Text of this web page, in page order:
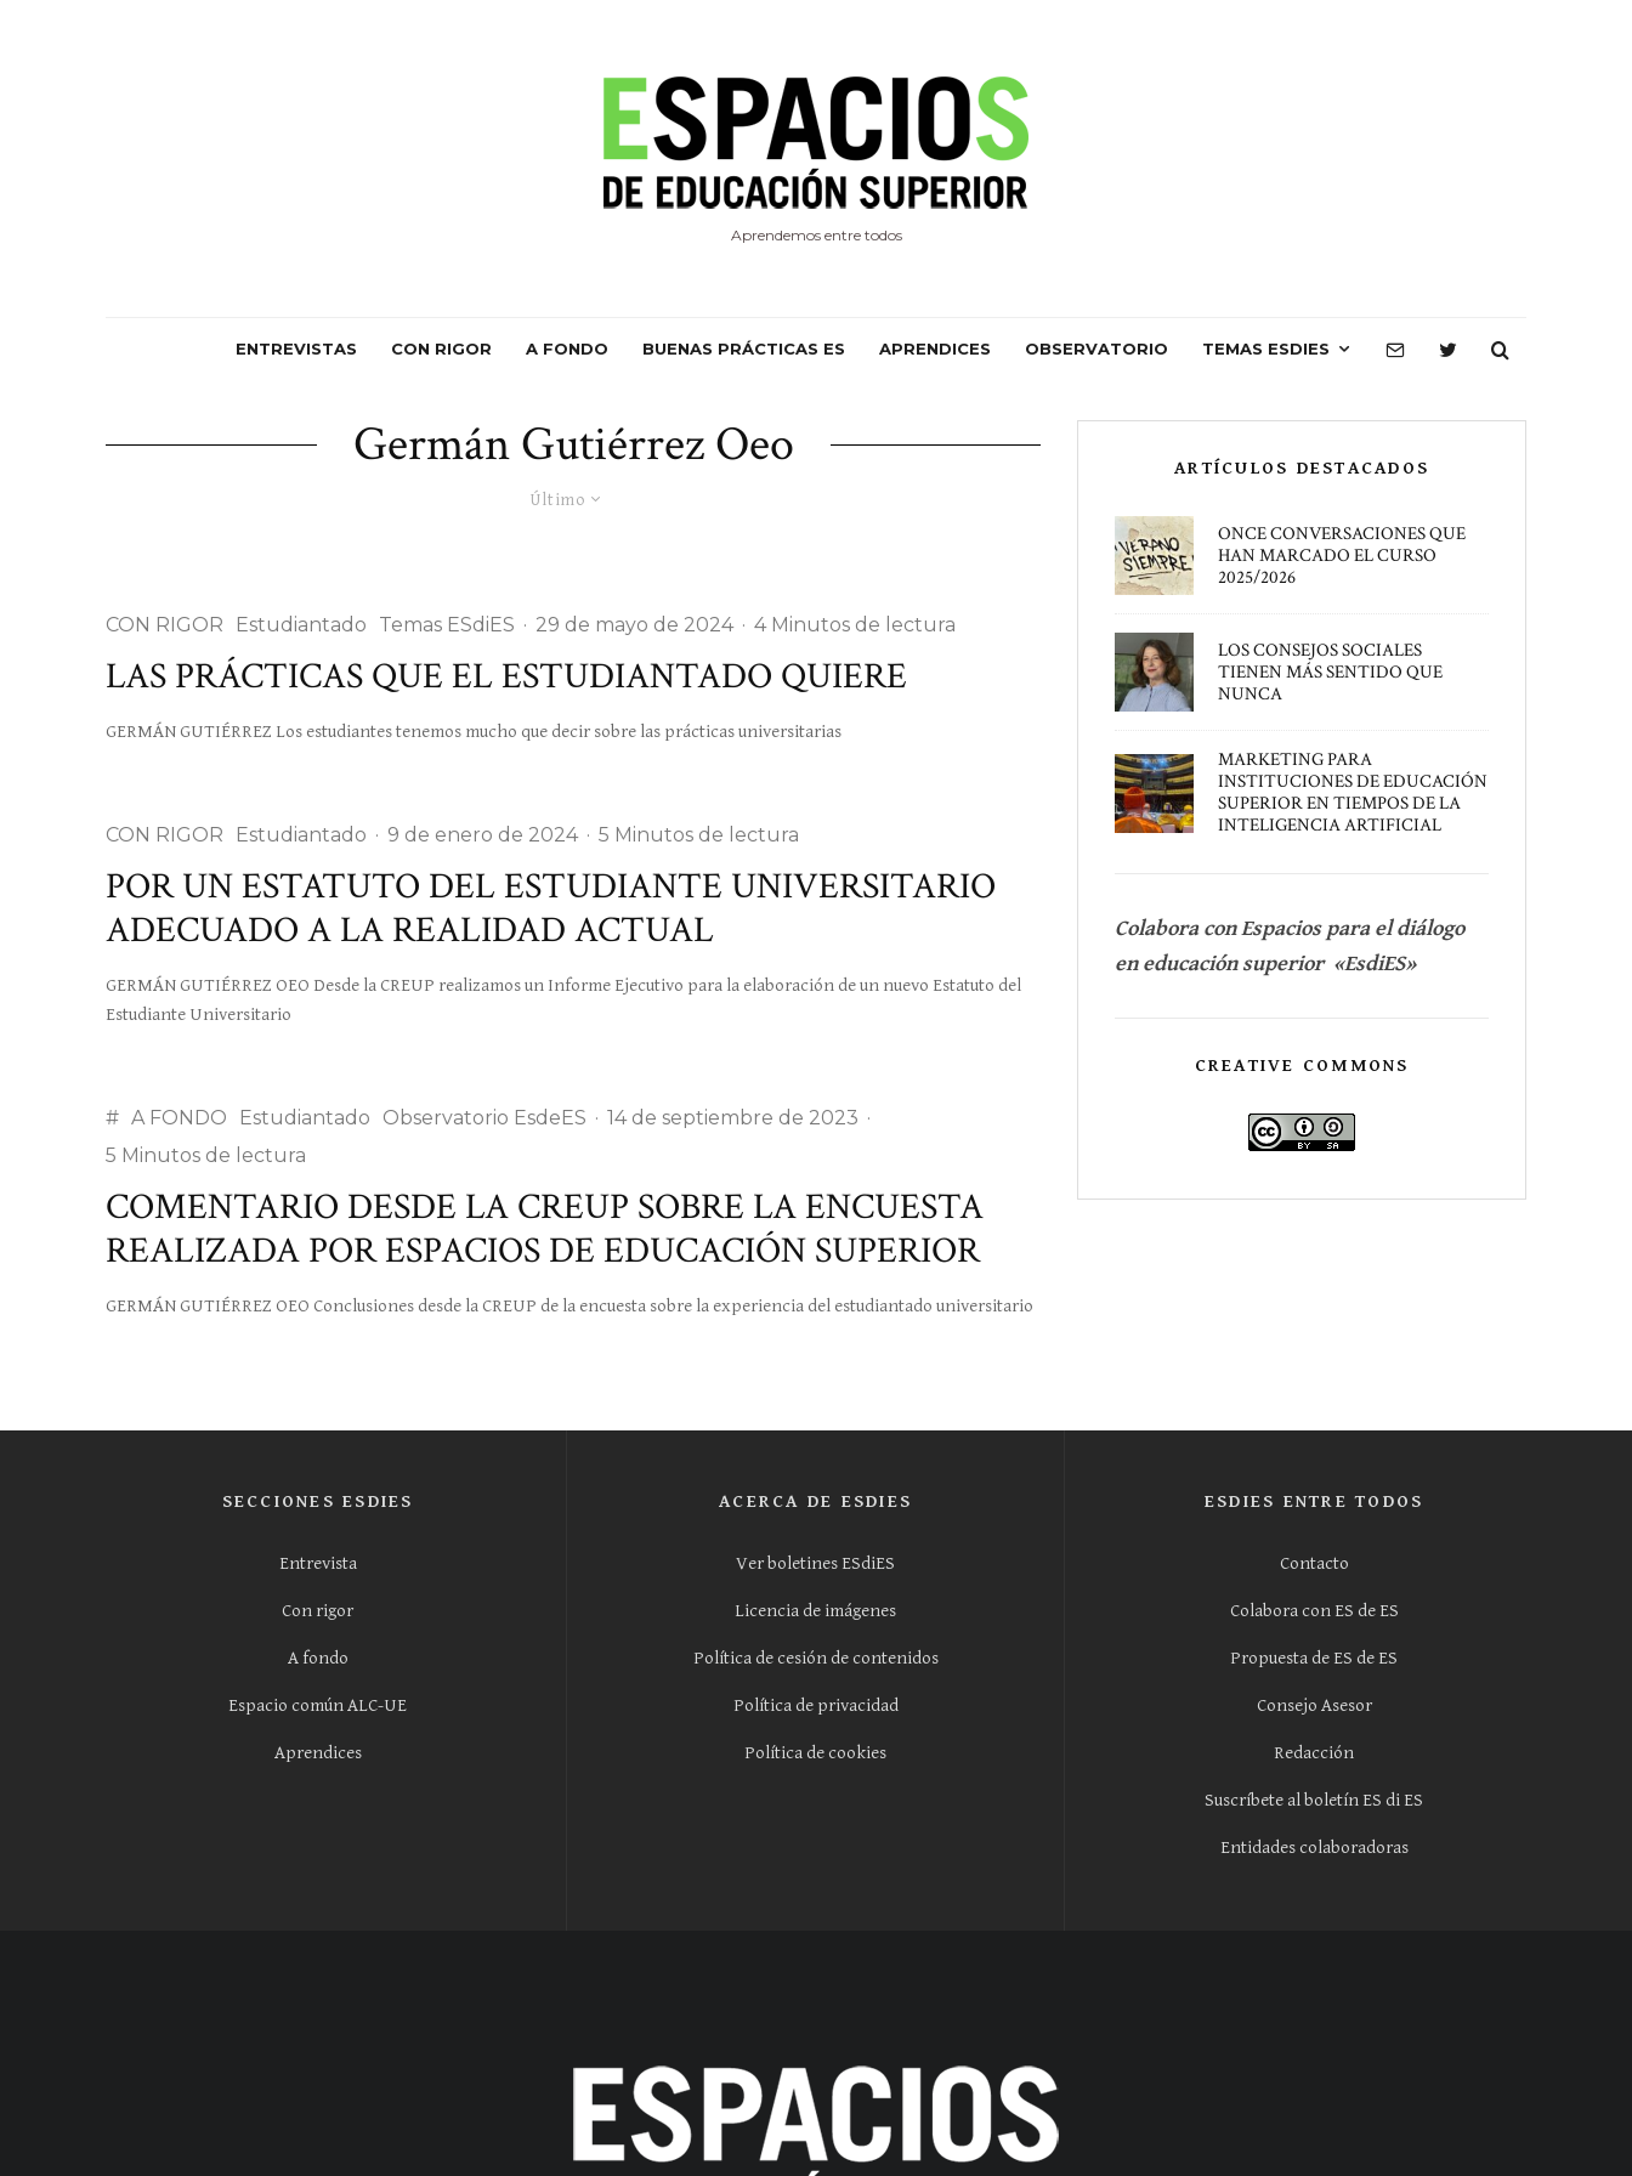
Aprendemos entre todos
ENTREVISTAS CON RIGOR A FONDO BUENAS PRÁCTICAS ES APRENDICES OBSERVATORIO TEMAS ESDIES
Germán Gutiérrez Oeo
Último
CON RIGOR Estudiantado Temas ESdiES · 29 de mayo de 2024 · 4 Minutos de lectura
LAS PRÁCTICAS QUE EL ESTUDIANTADO QUIERE
GERMÁN GUTIÉRREZ Los estudiantes tenemos mucho que decir sobre las prácticas universitarias
CON RIGOR Estudiantado · 9 de enero de 2024 · 5 Minutos de lectura
POR UN ESTATUTO DEL ESTUDIANTE UNIVERSITARIO
ADECUADO A LA REALIDAD ACTUAL
GERMÁN GUTIÉRREZ OEO Desde la CREUP realizamos un Informe Ejecutivo para la elaboración de un nuevo Estatuto del
Estudiante Universitario
# A FONDO Estudiantado Observatorio EsdeES · 14 de septiembre de 2023 ·
5 Minutos de lectura
COMENTARIO DESDE LA CREUP SOBRE LA ENCUESTA
REALIZADA POR ESPACIOS DE EDUCACIÓN SUPERIOR
GERMÁN GUTIÉRREZ OEO Conclusiones desde la CREUP de la encuesta sobre la experiencia del estudiantado universitario
ARTÍCULOS DESTACADOS
ONCE CONVERSACIONES QUE
HAN MARCADO EL CURSO
2025/2026
LOS CONSEJOS SOCIALES
TIENEN MÁS SENTIDO QUE
NUNCA
MARKETING PARA
INSTITUCIONES DE EDUCACIÓN
SUPERIOR EN TIEMPOS DE LA
INTELIGENCIA ARTIFICIAL
Colabora con Espacios para el diálogo
en educación superior «EsdiES»
CREATIVE COMMONS
SECCIONES ESDIES
Entrevista
Con rigor
A fondo
Espacio común ALC-UE
Aprendices
ACERCA DE ESDIES
Ver boletines ESdiES
Licencia de imágenes
Política de cesión de contenidos
Política de privacidad
Política de cookies
ESDIES ENTRE TODOS
Contacto
Colabora con ES de ES
Propuesta de ES de ES
Consejo Asesor
Redacción
Suscríbete al boletín ES di ES
Entidades colaboradoras